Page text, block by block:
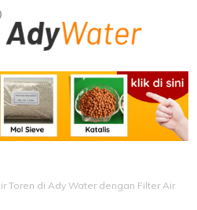
Toren di Ady Water dengan Filter Air